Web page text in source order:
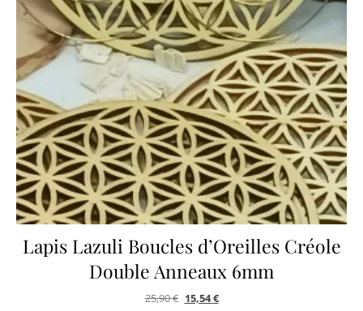
Lapis Lazuli Boucles d’Oreilles Créole
Double Anneaux 6mm
25,90€ Le prix initial était : 25,90 €.
15,54€Le prix actuel est : 15,54 €.